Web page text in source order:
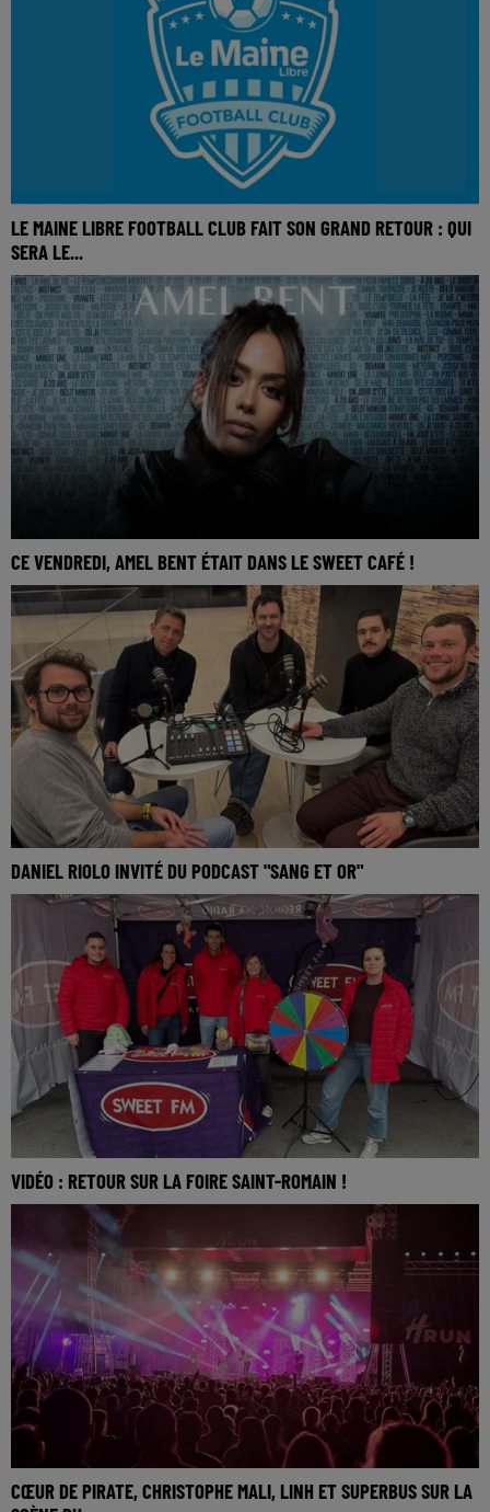
LE MAINE LIBRE FOOTBALL CLUB FAIT SON GRAND RETOUR : QUI
SERA LE...
CE VENDREDI, AMEL BENT ÉTAIT DANS LE SWEET CAFÉ !
DANIEL RIOLO INVITÉ DU PODCAST "SANG ET OR"
VIDÉO : RETOUR SUR LA FOIRE SAINT-ROMAIN !
CŒUR DE PIRATE, CHRISTOPHE MALI, LINH ET SUPERBUS SUR LA